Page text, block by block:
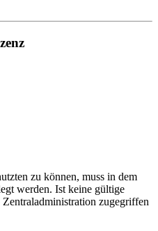
zu können, muss in dem
werden. Ist keine gültige
zugegriffen